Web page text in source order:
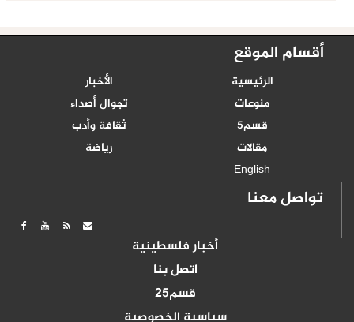
أقسام الموقع
الرئيسية
الأخبار
منوعات
تجوال أصداء
قسم5
ثقافة وأدب
مقالات
رياضة
English
تواصل معنا
أخبار فلسطينية
اتصل بنا
قسم25